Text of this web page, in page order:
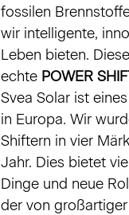
fossilen
wir intelligente,
Leben bieten.
echte POWER
Svea Solar ist
in Europa. Wir
Shiftern in vier
Jahr. Dies bietet
Dinge und neue
der von